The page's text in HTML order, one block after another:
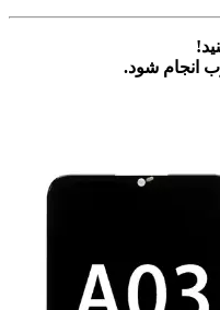
انجام شود.